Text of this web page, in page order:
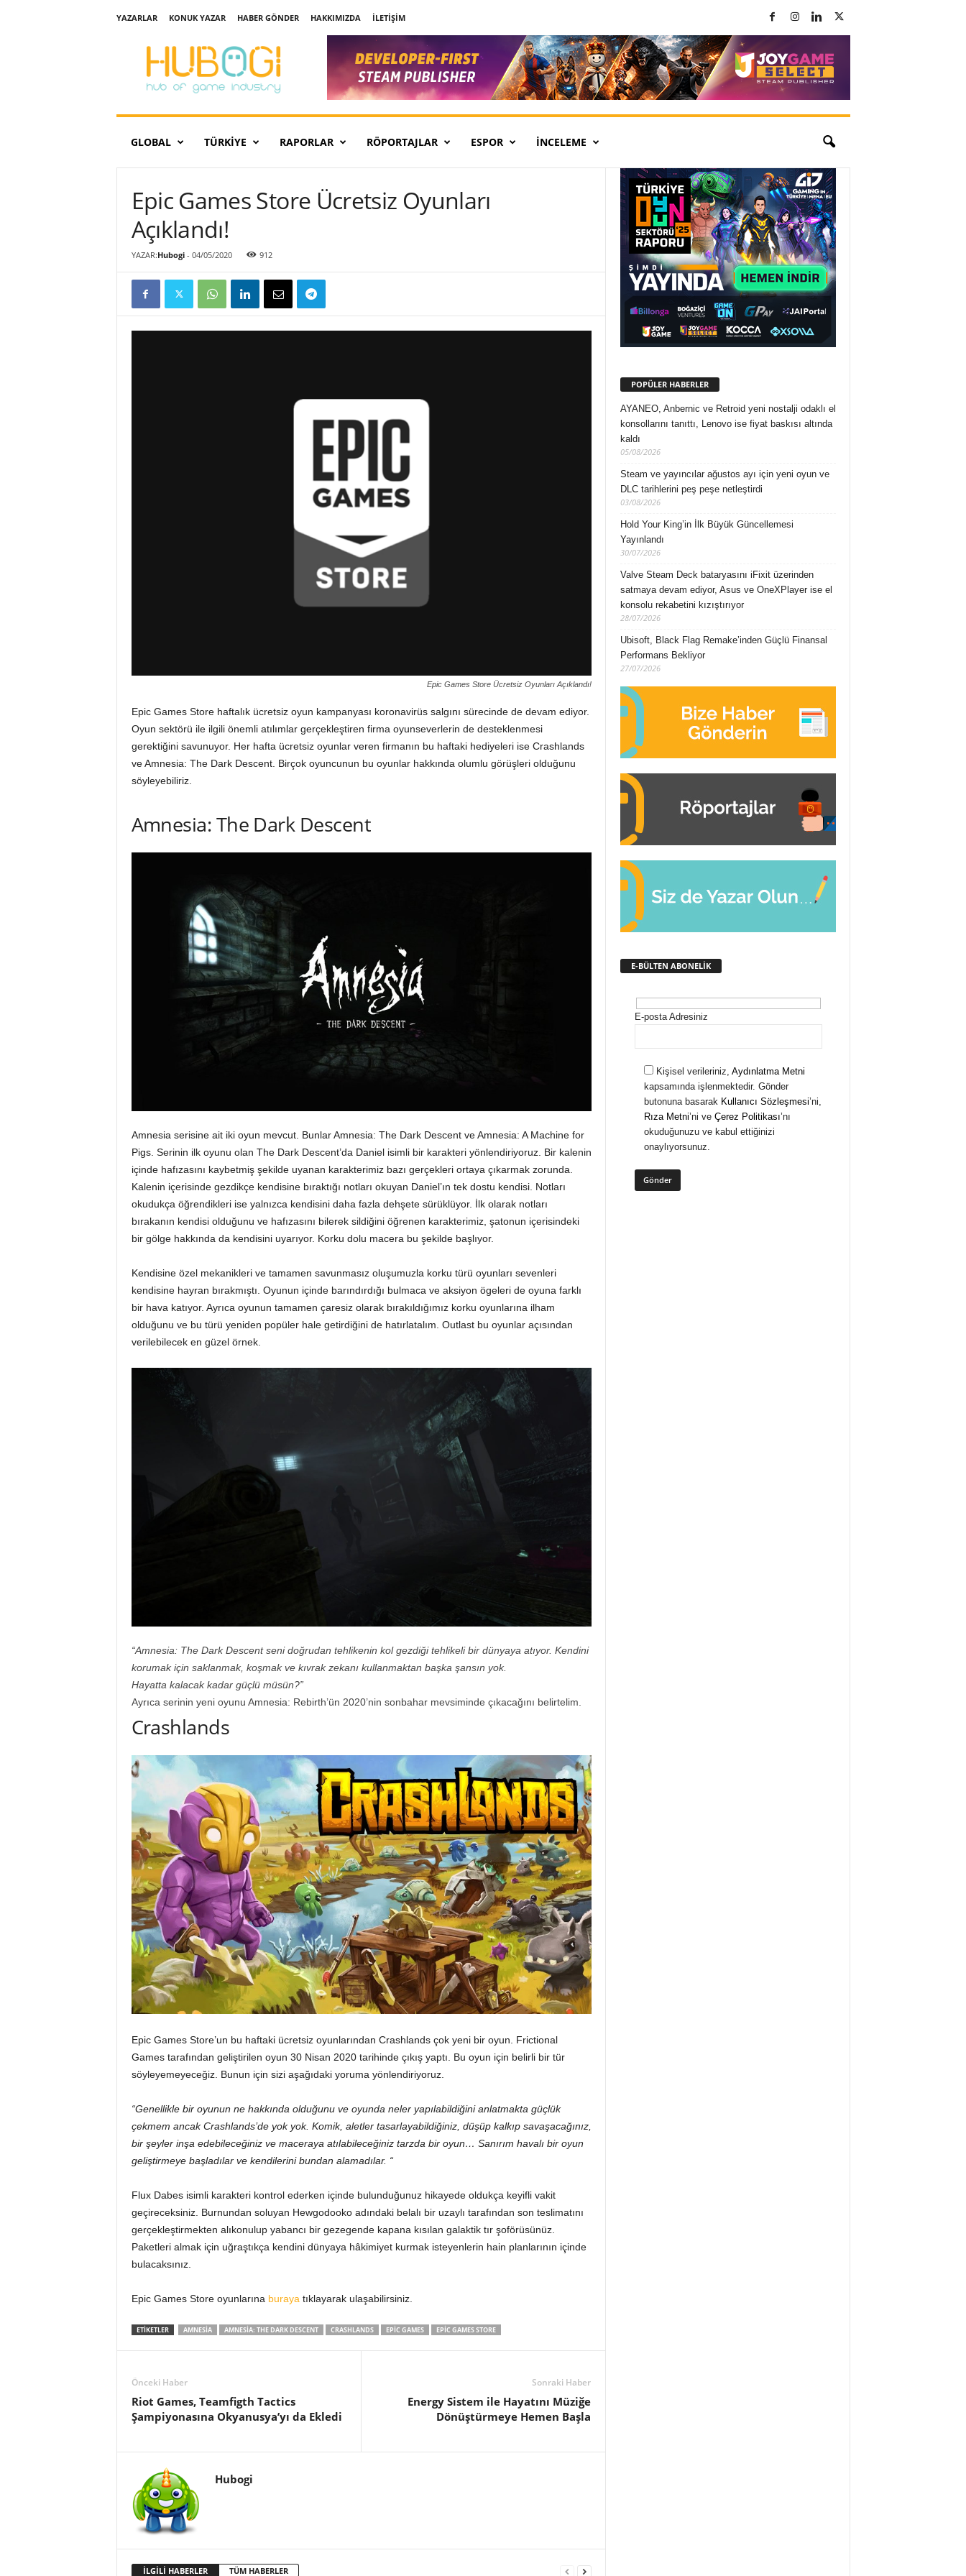
YAZARLAR KONUK YAZAR HABER GÖNDER HAKKIMIZDA
İLETIŞIM
GLOBAL TÜRKIYE RAPORLAR RÖPORTAJLAR ESPOR İNCELEME
Epic Games Store Ücretsiz Oyunları
Açıklandı!
YAZAR:Hubogi- 04/05/2020 912
Epic Games Store Ücretsiz Oyunları Açıklandı!
Epic Games Store haftalık ücretsiz oyun kampanyası koronavirüs salgını sürecinde de devam ediyor.
Oyun sektörü ile ilgili önemli atılımlar gerçekleştiren firma oyunseverlerin de desteklenmesi
gerektiğini savunuyor. Her hafta ücretsiz oyunlar veren firmanın bu haftaki hediyeleri ise Crashlands
ve Amnesia: The Dark Descent. Birçok oyuncunun bu oyunlar hakkında olumlu görüşleri olduğunu
söyleyebiliriz.
Amnesia: The Dark Descent
Amnesia serisine ait iki oyun mevcut. Bunlar Amnesia: The Dark Descent ve Amnesia: A Machine for
Pigs. Serinin ilk oyunu olan The Dark Descent’da Daniel isimli bir karakteri yönlendiriyoruz. Bir kalenin
içinde hafızasını kaybetmiş şekilde uyanan karakterimiz bazı gerçekleri ortaya çıkarmak zorunda.
Kalenin içerisinde gezdikçe kendisine bıraktığı notları okuyan Daniel’ın tek dostu kendisi. Notları
okudukça öğrendikleri ise yalnızca kendisini daha fazla dehşete sürüklüyor. İlk olarak notları
bırakanın kendisi olduğunu ve hafızasını bilerek sildiğini öğrenen karakterimiz, şatonun içerisindeki
bir gölge hakkında da kendisini uyarıyor. Korku dolu macera bu şekilde başlıyor.
Kendisine özel mekanikleri ve tamamen savunmasız oluşumuzla korku türü oyunları sevenleri
kendisine hayran bırakmıştı. Oyunun içinde barındırdığı bulmaca ve aksiyon ögeleri de oyuna farklı
bir hava katıyor. Ayrıca oyunun tamamen çaresiz olarak bırakıldığımız korku oyunlarına ilham
olduğunu ve bu türü yeniden popüler hale getirdiğini de hatırlatalım. Outlast bu oyunlar açısından
verilebilecek en güzel örnek.
“Amnesia: The Dark Descent seni doğrudan tehlikenin kol gezdiği tehlikeli bir dünyaya atıyor. Kendini
korumak için saklanmak, koşmak ve kıvrak zekanı kullanmaktan başka şansın yok.
Hayatta kalacak kadar güçlü müsün?”
Ayrıca serinin yeni oyunu Amnesia: Rebirth’ün 2020’nin sonbahar mevsiminde çıkacağını belirtelim.
Crashlands
Epic Games Store’un bu haftaki ücretsiz oyunlarından Crashlands çok yeni bir oyun. Frictional
Games tarafından geliştirilen oyun 30 Nisan 2020 tarihinde çıkış yaptı. Bu oyun için belirli bir tür
söyleyemeyeceğiz. Bunun için sizi aşağıdaki yoruma yönlendiriyoruz.
“Genellikle bir oyunun ne hakkında olduğunu ve oyunda neler yapılabildiğini anlatmakta güçlük
çekmem ancak Crashlands’de yok yok. Komik, aletler tasarlayabildiğiniz, düşüp kalkıp savaşacağınız,
bir şeyler inşa edebileceğiniz ve maceraya atılabileceğiniz tarzda bir oyun… Sanırım havalı bir oyun
geliştirmeye başladılar ve kendilerini bundan alamadılar. “
Flux Dabes isimli karakteri kontrol ederken içinde bulunduğunuz hikayede oldukça keyifli vakit
geçireceksiniz. Burnundan soluyan Hewgodooko adındaki belalı bir uzaylı tarafından son teslimatını
gerçekleştirmekten alıkonulup yabancı bir gezegende kapana kısılan galaktik tır şoförüsünüz.
Paketleri almak için uğraştıkça kendini dünyaya hâkimiyet kurmak isteyenlerin hain planlarının içinde
bulacaksınız.
Epic Games Store oyunlarına buraya tıklayarak ulaşabilirsiniz.
ETIKETLER AMNESIA AMNESIA: THE DARK DESCENT CRASHLANDS EPIC GAMES EPIC GAMES STORE
Önceki Haber
Riot Games, Teamfigth Tactics
Şampiyonasına Okyanusya’yı da Ekledi
Sonraki Haber
Energy Sistem ile Hayatını Müziğe
Dönüştürmeye Hemen Başla
Hubogi
İLGİLİ HABERLER TÜM HABERLER
POPÜLER HABERLER
AYANEO, Anbernic ve Retroid yeni nostalji odaklı el
konsollarını tanıttı, Lenovo ise fiyat baskısı altında
kaldı
05/08/2026
Steam ve yayıncılar ağustos ayı için yeni oyun ve
DLC tarihlerini peş peşe netleştirdi
03/08/2026
Hold Your King’in İlk Büyük Güncellemesi
Yayınlandı
30/07/2026
Valve Steam Deck bataryasını iFixit üzerinden
satmaya devam ediyor, Asus ve OneXPlayer ise el
konsolu rekabetini kızıştırıyor
28/07/2026
Ubisoft, Black Flag Remake’inden Güçlü Finansal
Performans Bekliyor
27/07/2026
E-BÜLTEN ABONELİK
E-posta Adresiniz
Kişisel verileriniz, Aydınlatma Metni
kapsamında işlenmektedir. Gönder
butonuna basarak Kullanıcı Sözleşmesi’ni,
Rıza Metni’ni ve Çerez Politikası’nı
okuduğunuzu ve kabul ettiğinizi
onaylıyorsunuz.